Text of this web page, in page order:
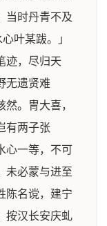
当时丹青不及
叶某跋。」
迹，尽归天
无遗贤难
。冑大喜，
有两子张
心一等，不可
未必蒙与进至
陈名谠，建宁
按汉长安庆虬